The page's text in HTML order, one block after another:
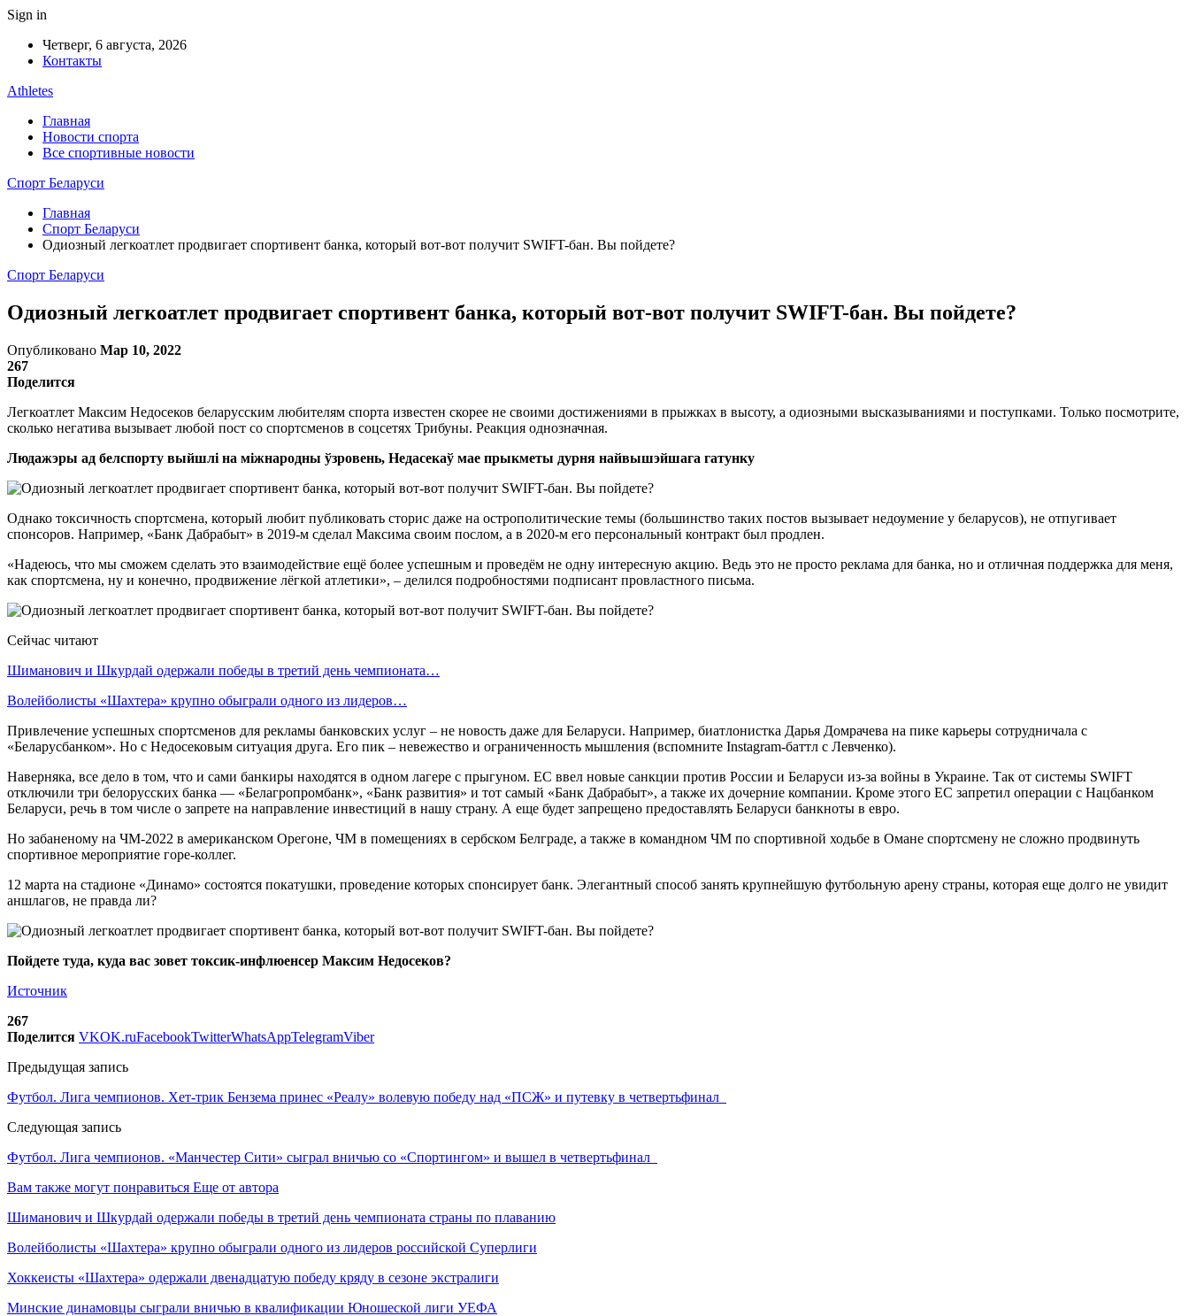
Sign in
Четверг, 6 августа, 2026
Контакты
Athletes
Главная
Новости спорта
Все спортивные новости
Спорт Беларуси
Главная
Спорт Беларуси
Одиозный легкоатлет продвигает спортивент банка, который вот-вот получит SWIFT-бан. Вы пойдете?
Спорт Беларуси
Одиозный легкоатлет продвигает спортивент банка, который вот-вот получит SWIFT-бан. Вы пойдете?
Опубликовано Мар 10, 2022
267
Поделится
Легкоатлет Максим Недосеков беларусским любителям спорта известен скорее не своими достижениями в прыжках в высоту, а одиозными высказываниями и поступками. Только посмотрите,
сколько негатива вызывает любой пост со спортсменов в соцсетях Трибуны. Реакция однозначная.
Людажэры ад белспорту выйшлі на міжнародны ўзровень, Недасекаў мае прыкметы дурня найвышэйшага гатунку
Однако токсичность спортсмена, который любит публиковать сторис даже на острополитические темы (большинство таких постов вызывает недоумение у беларусов), не отпугивает
спонсоров. Например, «Банк Дабрабыт» в 2019-м сделал Максима своим послом, а в 2020-м его персональный контракт был продлен.
«Надеюсь, что мы сможем сделать это взаимодействие ещё более успешным и проведём не одну интересную акцию. Ведь это не просто реклама для банка, но и отличная поддержка для меня,
как спортсмена, ну и конечно, продвижение лёгкой атлетики», – делился подробностями подписант провластного письма.
Сейчас читают
Шиманович и Шкурдай одержали победы в третий день чемпионата…
Волейболисты «Шахтера» крупно обыграли одного из лидеров…
Привлечение успешных спортсменов для рекламы банковских услуг – не новость даже для Беларуси. Например, биатлонистка Дарья Домрачева на пике карьеры сотрудничала с
«Беларусбанком». Но с Недосековым ситуация друга. Его пик – невежество и ограниченность мышления (вспомните Instagram-баттл с Левченко).
Наверняка, все дело в том, что и сами банкиры находятся в одном лагере с прыгуном. ЕС ввел новые санкции против России и Беларуси из-за войны в Украине. Так от системы SWIFT
отключили три белорусских банка — «Белагропромбанк», «Банк развития» и тот самый «Банк Дабрабыт», а также их дочерние компании. Кроме этого ЕС запретил операции с Нацбанком
Беларуси, речь в том числе о запрете на направление инвестиций в нашу страну. А еще будет запрещено предоставлять Беларуси банкноты в евро.
Но забаненому на ЧМ-2022 в американском Орегоне, ЧМ в помещениях в сербском Белграде, а также в командном ЧМ по спортивной ходьбе в Омане спортсмену не сложно продвинуть
спортивное мероприятие горе-коллег.
12 марта на стадионе «Динамо» состоятся покатушки, проведение которых спонсирует банк. Элегантный способ занять крупнейшую футбольную арену страны, которая еще долго не увидит
аншлагов, не правда ли?
Пойдете туда, куда вас зовет токсик-инфлюенсер Максим Недосеков?
Источник
267
Поделится VKOK.ruFacebookTwitterWhatsAppTelegramViber
Предыдущая запись
Футбол. Лига чемпионов. Хет-трик Бензема принес «Реалу» волевую победу над «ПСЖ» и путевку в четвертьфинал
Следующая запись
Футбол. Лига чемпионов. «Манчестер Сити» сыграл вничью со «Спортингом» и вышел в четвертьфинал
Вам также могут понравиться Еще от автора
Шиманович и Шкурдай одержали победы в третий день чемпионата страны по плаванию
Волейболисты «Шахтера» крупно обыграли одного из лидеров российской Суперлиги
Хоккеисты «Шахтера» одержали двенадцатую победу кряду в сезоне экстралиги
Минские динамовцы сыграли вничью в квалификации Юношеской лиги УЕФА